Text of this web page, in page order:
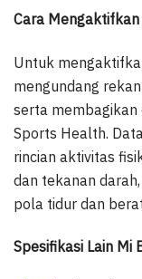
Cara Mengaktifkan
Untuk
mengundang
serta
Sports Health.
rincian aktivitas
dan tekanan
pola tidur dan
Spesifikasi Lain Mi